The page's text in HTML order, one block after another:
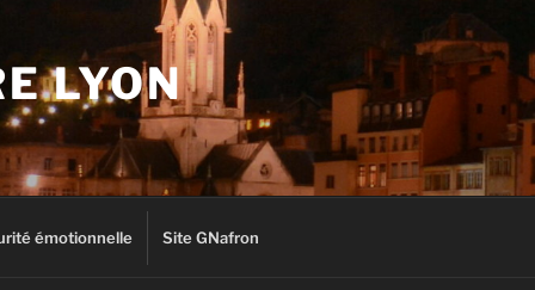
LYON
émotionnelle Site GNafron